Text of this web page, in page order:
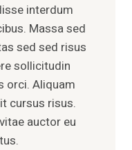
interdum
Massa sed
sed sed risus
sollicitudin
orci. Aliquam
cursus risus.
auctor eu